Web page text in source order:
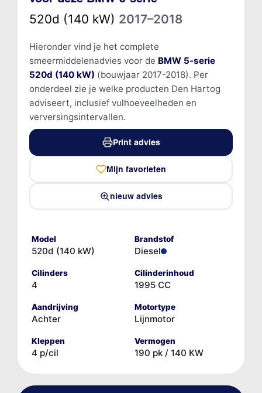
520d (140 kW) 2017–2018
Hieronder vind je het complete
smeermiddelenadvies voor de BMW 5-serie
520d (140 kW) (bouwjaar 2017-2018). Per
onderdeel zie je welke producten Den Hartog
adviseert, inclusief vulhoeveelheden en
verversingsintervallen.
Print advies
Mijn favorieten
nieuw advies
Model
520d (140 kW)
Brandstof
Diesel
Cilinders
4
Cilinderinhoud
1995 CC
Aandrijving
Achter
Motortype
Lijnmotor
Kleppen
4 p/cil
Vermogen
190 pk / 140 KW